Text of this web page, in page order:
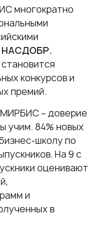
многократно
НАСДОБР.
конкурсов и
премий.
– доверие
учим. 84% новых
школу по
На 9 с
оценивают
и
в